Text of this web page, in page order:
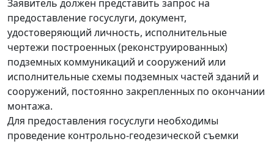
Заявитель должен представить запрос на
предоставление госуслуги, документ,
удостоверяющий личность, исполнительные
чертежи построенных (реконструированных)
подземных коммуникаций и сооружений или
исполнительные схемы подземных частей зданий и
сооружений, постоянно закрепленных по окончании
монтажа.
Для предоставления госуслуги необходимы
проведение контрольно-геодезической съемки